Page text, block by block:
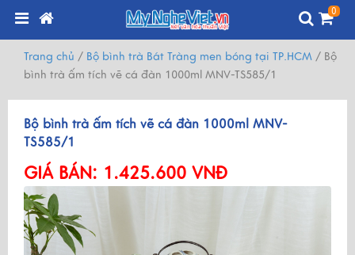
0
Trang chủ / Bộ bình trà Bát Tràng men bóng tại TP.HCM / Bộ
bình trà ấm tích vẽ cá đàn 1000ml MNV-TS585/1
Bộ bình trà ấm tích vẽ cá đàn 1000ml MNV-
TS585/1
GIÁ BÁN: 1.425.600 VNĐ